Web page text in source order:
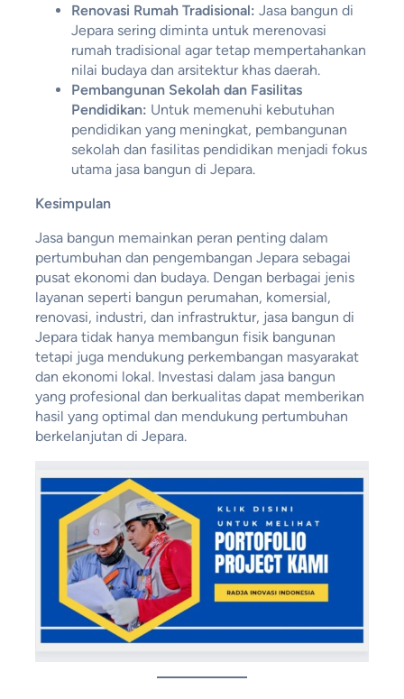
Renovasi Rumah Tradisional: Jasa bangun di
Jepara sering diminta untuk merenovasi
rumah tradisional agar tetap mempertahankan
nilai budaya dan arsitektur khas daerah.
Pembangunan Sekolah dan Fasilitas
Pendidikan: Untuk memenuhi kebutuhan
pendidikan yang meningkat, pembangunan
sekolah dan fasilitas pendidikan menjadi fokus
utama jasa bangun di Jepara.
Kesimpulan
Jasa bangun memainkan peran penting dalam
pertumbuhan dan pengembangan Jepara sebagai
pusat ekonomi dan budaya. Dengan berbagai jenis
layanan seperti bangun perumahan, komersial,
renovasi, industri, dan infrastruktur, jasa bangun di
Jepara tidak hanya membangun fisik bangunan
tetapi juga mendukung perkembangan masyarakat
dan ekonomi lokal. Investasi dalam jasa bangun
yang profesional dan berkualitas dapat memberikan
hasil yang optimal dan mendukung pertumbuhan
berkelanjutan di Jepara.